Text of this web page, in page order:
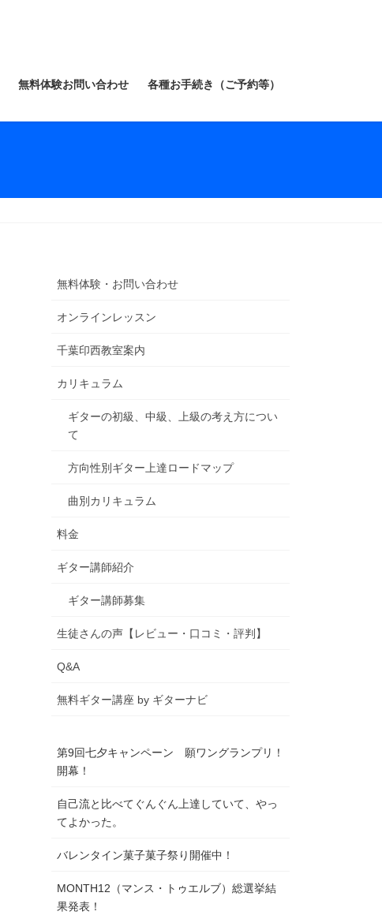
無料体験お問い合わせ 各種お手続き（ご予約等）
無料体験・お問い合わせ
オンラインレッスン
千葉印西教室案内
カリキュラム
ギターの初級、中級、上級の考え方につい
て
方向性別ギター上達ロードマップ
曲別カリキュラム
料金
ギター講師紹介
ギター講師募集
生徒さんの声【レビュー・口コミ・評判】
Q&A
無料ギター講座 by ギターナビ
第9回七夕キャンペーン 願ワングランプリ！
開幕！
自己流と比べてぐんぐん上達していて、やっ
てよかった。
バレンタイン菓子菓子祭り開催中！
MONTH12（マンス・トゥエルブ）総選挙結
果発表！